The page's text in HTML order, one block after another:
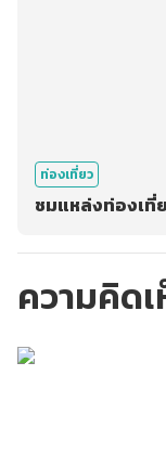
ท่องเที่ยว
ชมแหล่งท่องเที่
ความคิด